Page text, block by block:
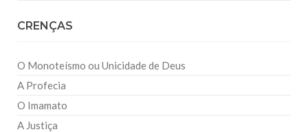
CRENÇAS
O Monoteísmo ou Unicidade de Deus
A Profecia
O Imamato
A Justiça